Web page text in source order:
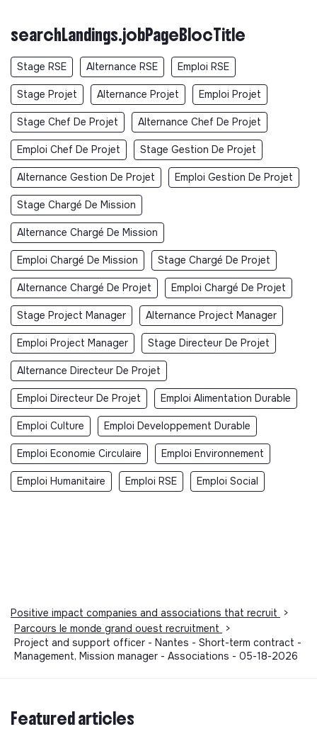
d’animation
- Gérer l’intermédiation et le tutorat des volontaires/
des stagiaires
- Mettre en place et suivre les outils de suivi des
projets et des accompagnements permettant la
réalisation des bilans et de leur archivage.
- Gérer et réaliser les bilans qualitatifs et quantitatifs
des différents projets et leur archivage
- Contribuer et participer au montage de dossiers de
subvention ou appel à projets (locaux ou
internationaux)
- Contribuer et participer à la mise en place des projets
de l’association avec les acteurs du territoire
- Gérer et coordonner les projets et les équipes
impliquées sur ces projets et être garant-e de leur
bonne réalisation
➢ Participer à l’animation et à la valorisation du
projet associatif
- Proposer et animer des temps collectifs dédiés à la
restitution des projets de mobilités des jeunes sur le
territoire
- Créer du lien avec les partenaires et les évènements
du territoire
- Promouvoir le projet associatif sur le territoire
- Organiser, impulser et soutenir les initiatives des
bénévoles et volontaires en Service Civique engagés
avec la Coordinatrice Directrice Générale et
searchLandings.jobPageBlocTitle
Stage RSE Alternance RSE Emploi RSE
Stage Projet Alternance Projet Emploi Projet
Stage Chef De Projet Alternance Chef De Projet
Emploi Chef De Projet Stage Gestion De Projet
Alternance Gestion De Projet Emploi Gestion De Projet
Stage Chargé De Mission
Alternance Chargé De Mission
Emploi Chargé De Mission Stage Chargé De Projet
Alternance Chargé De Projet Emploi Chargé De Projet
Stage Project Manager Alternance Project Manager
Emploi Project Manager Stage Directeur De Projet
Alternance Directeur De Projet
Emploi Directeur De Projet Emploi Alimentation Durable
Emploi Culture Emploi Developpement Durable
Emploi Economie Circulaire Emploi Environnement
Emploi Humanitaire Emploi RSE Emploi Social
Positive impact companies and associations that recruit
>
Parcours le monde grand ouest recruitment
>
Project and support officer - Nantes - Short-term contract -
Management, Mission manager - Associations - 05-18-2026
Featured articles